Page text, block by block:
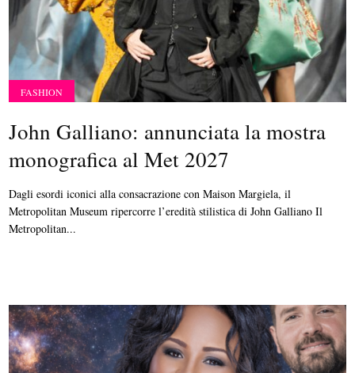
FASHION
John Galliano: annunciata la mostra
monografica al Met 2027
Dagli esordi iconici alla consacrazione con Maison Margiela, il
Metropolitan Museum ripercorre l’eredità stilistica di John Galliano Il
Metropolitan...